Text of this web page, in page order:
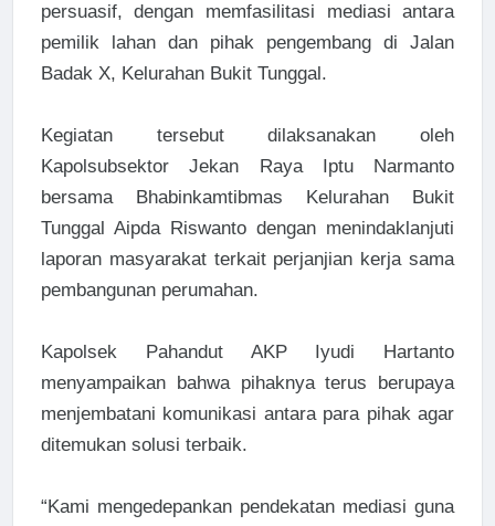
persuasif, dengan memfasilitasi mediasi antara
pemilik lahan dan pihak pengembang di Jalan
Badak X, Kelurahan Bukit Tunggal.
Kegiatan tersebut dilaksanakan oleh
Kapolsubsektor Jekan Raya Iptu Narmanto
bersama Bhabinkamtibmas Kelurahan Bukit
Tunggal Aipda Riswanto dengan menindaklanjuti
laporan masyarakat terkait perjanjian kerja sama
pembangunan perumahan.
Kapolsek Pahandut AKP Iyudi Hartanto
menyampaikan bahwa pihaknya terus berupaya
menjembatani komunikasi antara para pihak agar
ditemukan solusi terbaik.
“Kami mengedepankan pendekatan mediasi guna